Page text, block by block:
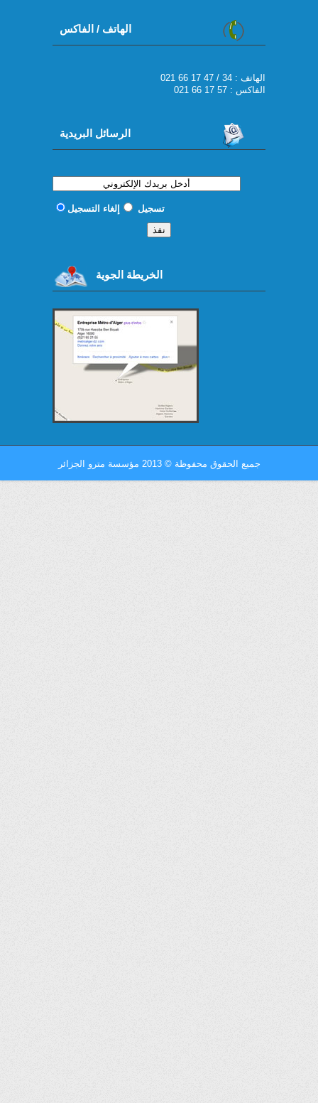
الهاتف / الفاكس
021 66 17 47 / 34 : الهاتف
الفاكس : 57 17 66 021
الرسائل البريدية
تسجيل إلغاء التسجيل
الخريطة الجوية
جميع الحقوق محفوظة© 2013 مؤسسة مترو الجزائر